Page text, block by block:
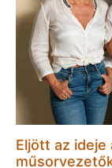
Eljött az ideje